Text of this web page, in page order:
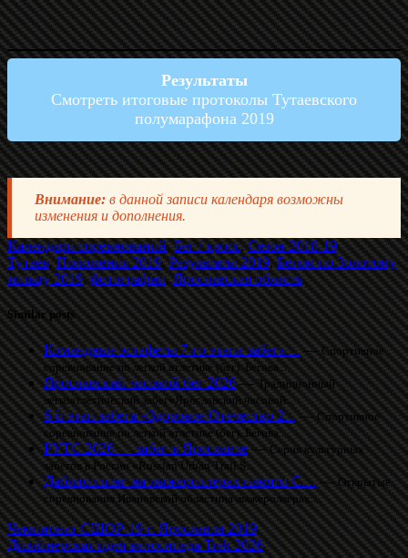
Результаты
Смотреть итоговые протоколы Тутаевского
полумарафона 2019
Внимание: в данной записи календаря возможны
изменения и дополнения.
Календари соревнований,Бег / кросс,Сезон 2018-19
Тутаев,Положения 2019,Результаты 2019,Бегом по Золотому
кольцу 2019,фотографии,Ярославская область
Similar posts
Командные эстафеты 7-го этапа забега ...—Спортивное
соревнование по легкой атлетике (бег). Бегова...
Ярославский часовой бег 2026—Традиционный
легкоатлетический забег«Ярославский часовой...
6-й этап забега «Здоровое Отечество 2...—Спортивное
соревнование по легкой атлетике (бег). Бегова...
РУТС 2026 — забег в Ярославле—Серия культурных
забегов в России «Russian Urban Trail S...
Даблполлинг на лыжероллерах памяти С....—Открытые
соревнования Ивановской областина лыжероллерах....
Чемпионат СШОР-19 г. Ярославля 2019
Дизайнерская идея велосипеда Trek 2026